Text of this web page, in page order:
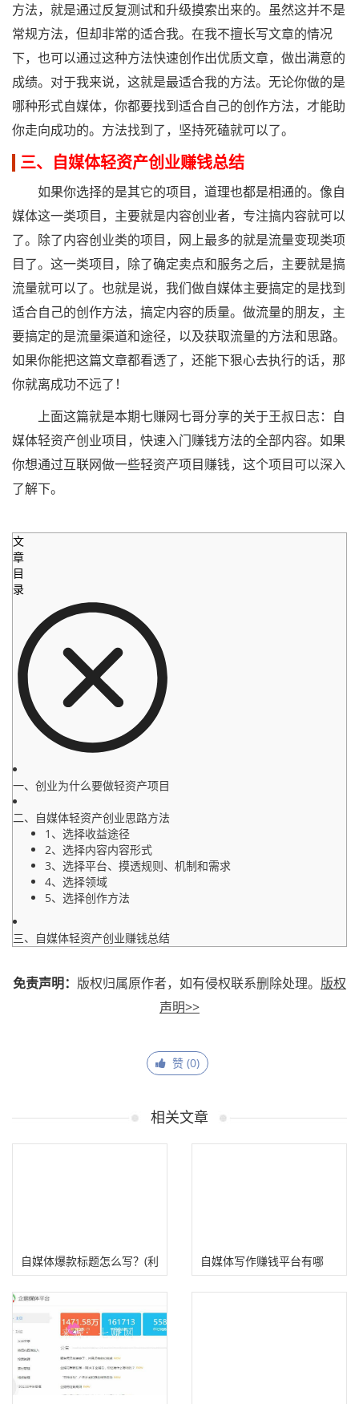
方法，就是通过反复测试和升级摸索出来的。虽然这并不是
常规方法，但却非常的适合我。在我不擅长写文章的情况
下，也可以通过这种方法快速创作出优质文章，做出满意的
成绩。对于我来说，这就是最适合我的方法。无论你做的是
哪种形式自媒体，你都要找到适合自己的创作方法，才能助
你走向成功的。方法找到了，坚持死磕就可以了。
三、自媒体轻资产创业赚钱总结
如果你选择的是其它的项目，道理也都是相通的。像自
媒体这一类项目，主要就是内容创业者，专注搞内容就可以
了。除了内容创业类的项目，网上最多的就是流量变现类项
目了。这一类项目，除了确定卖点和服务之后，主要就是搞
流量就可以了。也就是说，我们做自媒体主要搞定的是找到
适合自己的创作方法，搞定内容的质量。做流量的朋友，主
要搞定的是流量渠道和途径，以及获取流量的方法和思路。
如果你能把这篇文章都看透了，还能下狠心去执行的话，那
你就离成功不远了！
上面这篇就是本期七赚网七哥分享的关于王叔日志：自
媒体轻资产创业项目，快速入门赚钱方法的全部内容。如果
你想通过互联网做一些轻资产项目赚钱，这个项目可以深入
了解下。
文
章
目
录
一、创业为什么要做轻资产项目
二、自媒体轻资产创业思路方法
1、选择收益途径
2、选择内容内容形式
3、选择平台、摸透规则、机制和需求
4、选择领域
5、选择创作方法
三、自媒体轻资产创业赚钱总结
免责声明： 版权归属原作者，如有侵权联系删除处理。 版权
声明>>
赞 (0)
相关文章
自媒体爆款标题怎么写？(利
用工具顺藤摸瓜找爆款）
自媒体写作赚钱平台有哪
些？盘点五个优质内容创作